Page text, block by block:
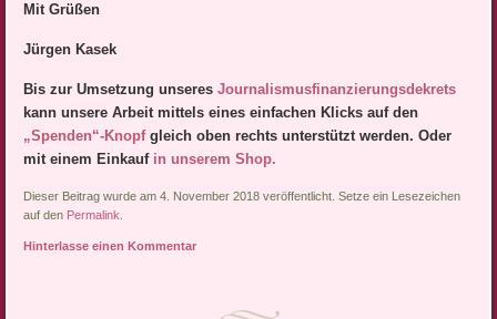
Mit Grüßen
Jürgen Kasek
Bis zur Umsetzung unseresJournalismusfinanzierungsdekrets
kann unsere Arbeit mittels eines einfachen Klicks auf den
„Spenden“-Knopfgleich oben rechts unterstützt werden. Oder
mit einem Einkauf in unserem Shop.
Dieser Beitrag wurde am 4. November 2018 veröffentlicht. Setze ein Lesezeichen
auf den Permalink
Hinterlasse einen Kommentar